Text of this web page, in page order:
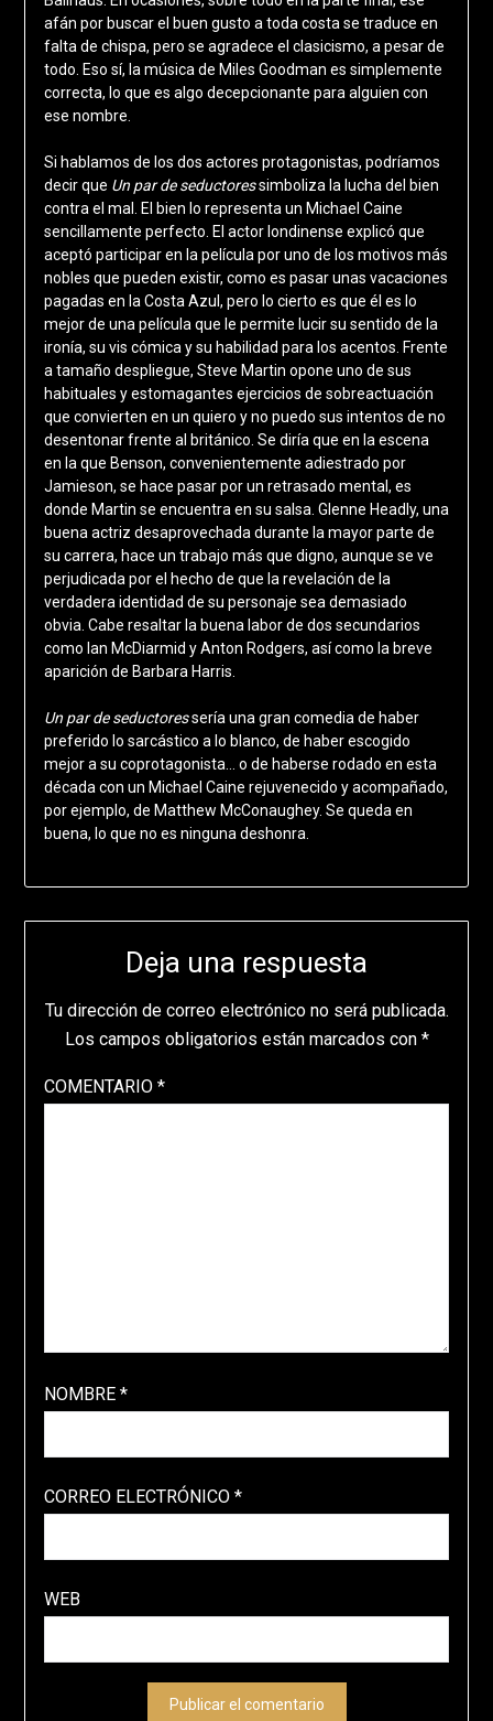
afán por buscar el buen gusto a toda costa se traduce en
falta de chispa, pero se agradece el clasicismo, a pesar de
todo. Eso sí, la música de Miles Goodman es simplemente
correcta, lo que es algo decepcionante para alguien con
ese nombre.
Si hablamos de los dos actores protagonistas, podríamos
decir que Un par de seductoressimboliza la lucha del bien
contra el mal. El bien lo representa un Michael Caine
sencillamente perfecto. El actor londinense explicó que
aceptó participar en la película por uno de los motivos más
nobles que pueden existir, como es pasar unas vacaciones
pagadas en la Costa Azul, pero lo cierto es que él es lo
mejor de una película que le permite lucir su sentido de la
ironía, su vis cómica y su habilidad para los acentos. Frente
a tamaño despliegue, Steve Martin opone uno de sus
habituales y estomagantes ejercicios de sobreactuación
que convierten en un quiero y no puedo sus intentos de no
desentonar frente al británico. Se diría que en la escena
en la que Benson, convenientemente adiestrado por
Jamieson, se hace pasar por un retrasado mental, es
donde Martin se encuentra en su salsa. Glenne Headly, una
buena actriz desaprovechada durante la mayor parte de
su carrera, hace un trabajo más que digno, aunque se ve
perjudicada por el hecho de que la revelación de la
verdadera identidad de su personaje sea demasiado
obvia. Cabe resaltar la buena labor de dos secundarios
como Ian McDiarmid y Anton Rodgers, así como la breve
aparición de Barbara Harris.
Un par de seductoressería una gran comedia de haber
preferido lo sarcástico a lo blanco, de haber escogido
mejor a su coprotagonista… o de haberse rodado en esta
década con un Michael Caine rejuvenecido y acompañado,
por ejemplo, de Matthew McConaughey. Se queda en
buena, lo que no es ninguna deshonra.
Deja una respuesta
Tu dirección de correo electrónico no será publicada.
Los campos obligatorios están marcados con *
COMENTARIO *
NOMBRE *
CORREO ELECTRÓNICO *
WEB